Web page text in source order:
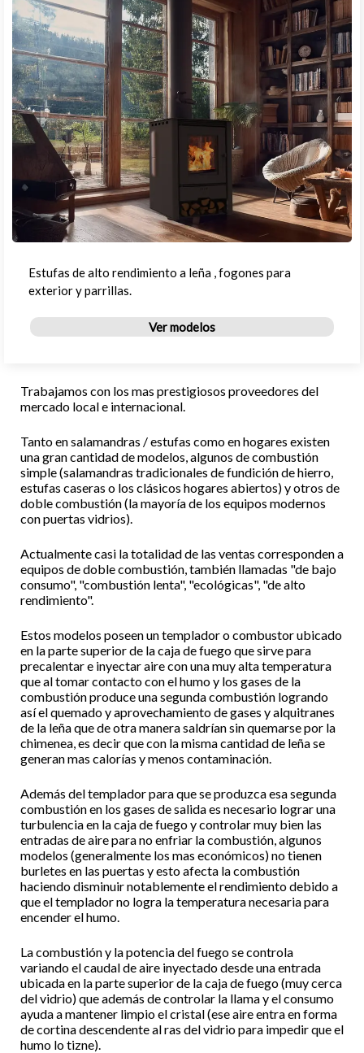
Estufas de alto rendimiento a leña , fogones para
exterior y parrillas.
Ver modelos
Trabajamos con los mas prestigiosos proveedores del
mercado local e internacional.
Tanto en salamandras / estufas como en hogares existen
una gran cantidad de modelos, algunos de combustión
simple (salamandras tradicionales de fundición de hierro,
estufas caseras o los clásicos hogares abiertos) y otros de
doble combustión (la mayoría de los equipos modernos
con puertas vidrios).
Actualmente casi la totalidad de las ventas corresponden a
equipos de doble combustión, también llamadas "de bajo
consumo", "combustión lenta", "ecológicas", "de alto
rendimiento".
Estos modelos poseen un templador o combustor ubicado
en la parte superior de la caja de fuego que sirve para
precalentar e inyectar aire con una muy alta temperatura
que al tomar contacto con el humo y los gases de la
combustión produce una segunda combustión logrando
así el quemado y aprovechamiento de gases y alquitranes
de la leña que de otra manera saldrían sin quemarse por la
chimenea, es decir que con la misma cantidad de leña se
generan mas calorías y menos contaminación.
Además del templador para que se produzca esa segunda
combustión en los gases de salida es necesario lograr una
turbulencia en la caja de fuego y controlar muy bien las
entradas de aire para no enfriar la combustión, algunos
modelos (generalmente los mas económicos) no tienen
burletes en las puertas y esto afecta la combustión
haciendo disminuir notablemente el rendimiento debido a
que el templador no logra la temperatura necesaria para
encender el humo.
La combustión y la potencia del fuego se controla
variando el caudal de aire inyectado desde una entrada
ubicada en la parte superior de la caja de fuego (muy cerca
del vidrio) que además de controlar la llama y el consumo
ayuda a mantener limpio el cristal (ese aire entra en forma
de cortina descendente al ras del vidrio para impedir que el
humo lo tizne).